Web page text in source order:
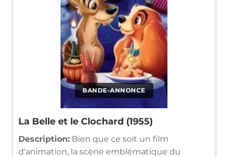
BANDE-ANNONCE
La Belle et le Clochard (1955)
Description: Bien que ce soit un film
d'animation, la scène emblématique du